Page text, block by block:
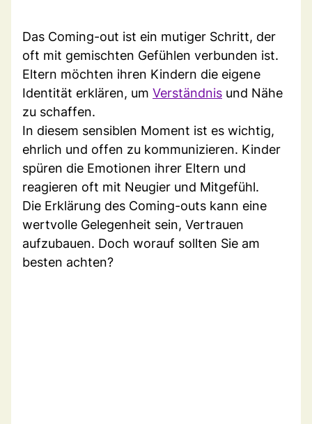
Das Coming-out ist ein mutiger Schritt, der
oft mit gemischten Gefühlen verbunden ist.
Eltern möchten ihren Kindern die eigene
Identität erklären, um Verständnis und Nähe
zu schaffen.
In diesem sensiblen Moment ist es wichtig,
ehrlich und offen zu kommunizieren. Kinder
spüren die Emotionen ihrer Eltern und
reagieren oft mit Neugier und Mitgefühl.
Die Erklärung des Coming-outs kann eine
wertvolle Gelegenheit sein, Vertrauen
aufzubauen. Doch worauf sollten Sie am
besten achten?